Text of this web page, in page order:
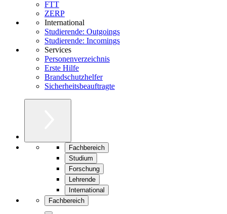
FTT
ZERP
International
Studierende: Outgoings
Studierende: Incomings
Services
Personenverzeichnis
Erste Hilfe
Brandschutzhelfer
Sicherheitsbeauftragte
Fachbereich
Studium
Forschung
Lehrende
International
Fachbereich